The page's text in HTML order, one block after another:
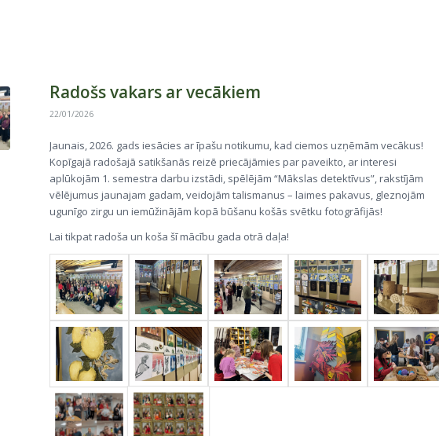
Radošs vakars ar vecākiem
22/01/2026
Jaunais, 2026. gads iesācies ar īpašu notikumu, kad ciemos uzņēmām vecākus!
Kopīgajā radošajā satikšanās reizē priecājāmies par paveikto, ar interesi
aplūkojām 1. semestra darbu izstādi, spēlējām “Mākslas detektīvus”, rakstījām
vēlējumus jaunajam gadam, veidojām talismanus – laimes pakavus, gleznojām
ugunīgo zirgu un iemūžinājām kopā būšanu košās svētku fotogrāfijās!
Lai tikpat radoša un koša šī mācību gada otrā daļa!